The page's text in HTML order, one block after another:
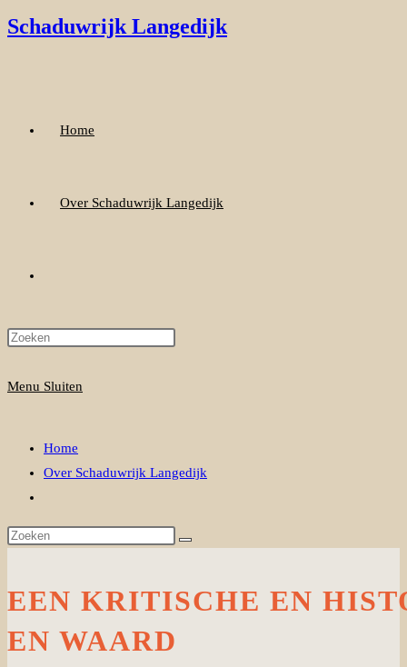
Ga
Schaduwrijk Langedijk
Home
Over Schaduwrijk Langedijk
website
Menu Sluiten
Home
Over Schaduwrijk Langedijk
zoeken
EEN KRITISCHE EN
EN WAARD